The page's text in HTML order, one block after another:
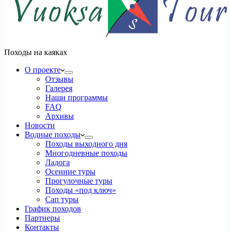
Походы на каяках
О проекте
Отзывы
Галерея
Наши программы
FAQ
Архивы
Новости
Водные походы
Походы выходного дня
Многодневные походы
Ладога
Осенние туры
Прогулочные туры
Походы «под ключ»
Сап туры
График походов
Партнеры
Контакты